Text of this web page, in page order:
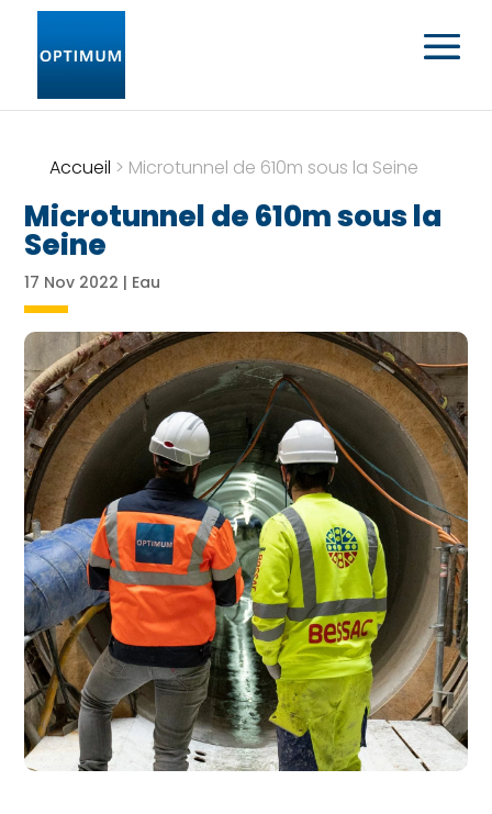
Accueil > Microtunnel de 610m sous la Seine
Microtunnel de 610m sous la
Seine
17 Nov 2022 | Eau